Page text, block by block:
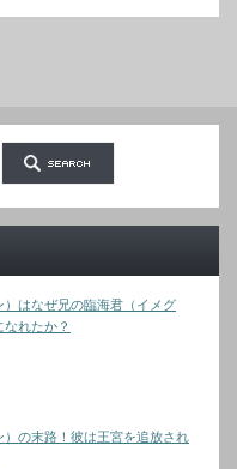
はなぜ兄の臨海君（イメグ
れたか？
の末路！彼は王宮を追放され